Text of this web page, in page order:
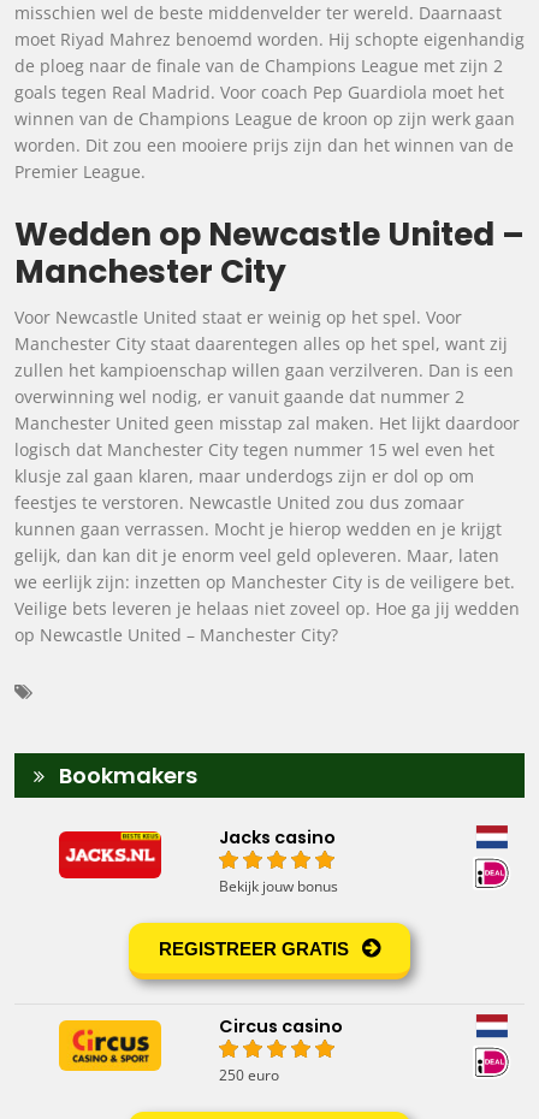
misschien wel de beste middenvelder ter wereld. Daarnaast
moet Riyad Mahrez benoemd worden. Hij schopte eigenhandig
de ploeg naar de finale van de Champions League met zijn 2
goals tegen Real Madrid. Voor coach Pep Guardiola moet het
winnen van de Champions League de kroon op zijn werk gaan
worden. Dit zou een mooiere prijs zijn dan het winnen van de
Premier League.
Wedden op Newcastle United –
Manchester City
Voor Newcastle United staat er weinig op het spel. Voor
Manchester City staat daarentegen alles op het spel, want zij
zullen het kampioenschap willen gaan verzilveren. Dan is een
overwinning wel nodig, er vanuit gaande dat nummer 2
Manchester United geen misstap zal maken. Het lijkt daardoor
logisch dat Manchester City tegen nummer 15 wel even het
klusje zal gaan klaren, maar underdogs zijn er dol op om
feestjes te verstoren. Newcastle United zou dus zomaar
kunnen gaan verrassen. Mocht je hierop wedden en je krijgt
gelijk, dan kan dit je enorm veel geld opleveren. Maar, laten
we eerlijk zijn: inzetten op Manchester City is de veiligere bet.
Veilige bets leveren je helaas niet zoveel op. Hoe ga jij wedden
op Newcastle United – Manchester City?
Bookmakers
Jacks casino
Bekijk jouw bonus
REGISTREER GRATIS
Circus casino
250 euro